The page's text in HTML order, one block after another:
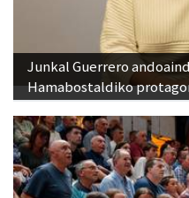
Junkal Guerrero
Hamabostaldiko